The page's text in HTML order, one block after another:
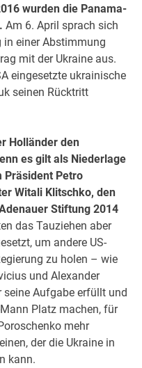
wurden die Panama-
Am 6. April sprach sich
in einer Abstimmung
mit der Ukraine aus.
eingesetzte ukrainische
seinen Rücktritt
Holländer den
es gilt als Niederlage
Präsident Petro
Witali Klitschko, den
Stiftung 2014
das Tauziehen aber
um andere US-
zu holen – wie
und Alexander
Aufgabe erfüllt und
Platz machen, für
mehr
der die Ukraine in
kann.